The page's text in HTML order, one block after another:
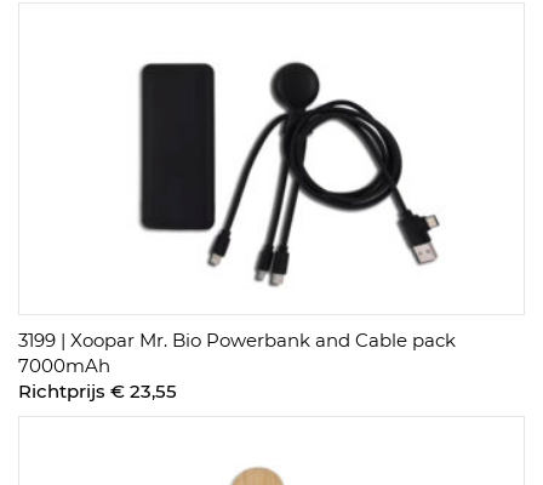
3199 | Xoopar Mr. Bio Powerbank and Cable pack
7000mAh
Richtprijs € 23,55